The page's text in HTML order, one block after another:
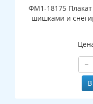
ФМ1-18175 Плакат
шишками и
−